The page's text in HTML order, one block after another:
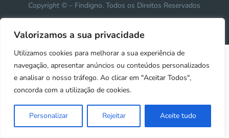
Valorizamos a sua privacidade
Utilizamos cookies para melhorar a sua experiência de
navegação, apresentar anúncios ou conteúdos personalizados
e analisar o nosso tráfego. Ao clicar em "Aceitar Todos",
concorda com a utilização de cookies.
Personalizar Rejeitar Aceite tudo
Copyright © – Findigno. Todos os Direitos Reservados